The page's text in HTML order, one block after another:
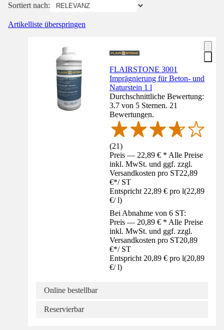
Sortiert nach:
Artikelliste überspringen
FLAIRSTONE 3001
Imprägnierung für Beton- und
Naturstein 1 l
Durchschnittliche Bewertung:
3.7 von 5 Sternen. 21
Bewertungen.
(21)
Preis — 22,89 € * Alle Preise
inkl. MwSt. und ggf. zzgl.
Versandkosten pro ST22,89
€*/ ST
Entspricht 22,89 € pro l(22,89
€/ l)
Bei Abnahme von 6 ST:
Preis — 20,89 € * Alle Preise
inkl. MwSt. und ggf. zzgl.
Versandkosten pro ST20,89
€*/ ST
Entspricht 20,89 € pro l(20,89
€/ l)
Online bestellbar
Reservierbar